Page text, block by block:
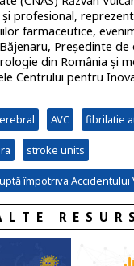
profesional,
farmaceutice,
Președinte
din România și
Centrului pentru
AVC fibrilatie
stroke units
împotriva Accidentului